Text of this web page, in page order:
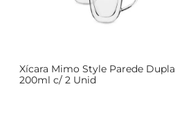
Xícara Mimo Style Parede Dupla
200ml c/ 2 Unid